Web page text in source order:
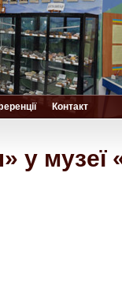
Контакт
у музеї